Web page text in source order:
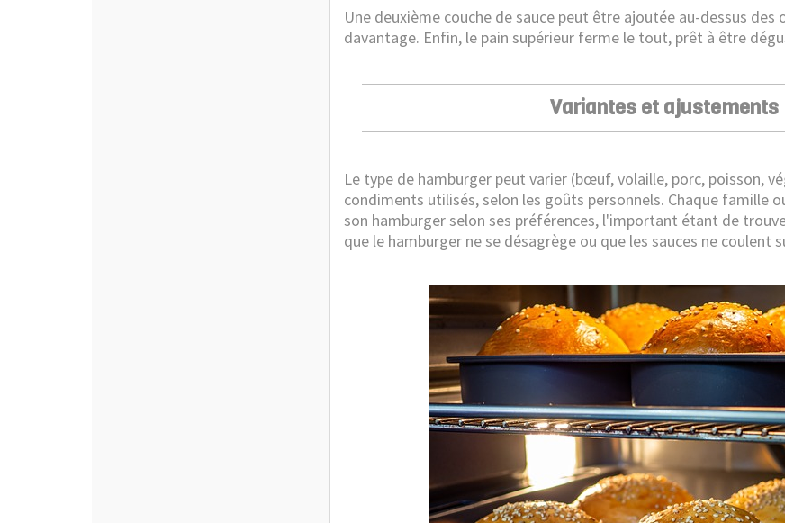
Une deuxième couche de sauce peut être ajoutée au-dessus
davantage. Enfin, le pain supérieur ferme le tout, prêt à être
Variantes et ajustements
Le type de hamburger peut varier (bœuf, volaille, porc, poisson,
condiments utilisés, selon les goûts personnels. Chaque famille
son hamburger selon ses préférences, l'important étant de
que le hamburger ne se désagrège ou que les sauces ne coulent